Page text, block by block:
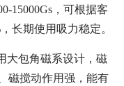
15000Gs，可根据客
长期使用吸力稳定。
大包角磁系设计，磁
磁搅动作用强，能有